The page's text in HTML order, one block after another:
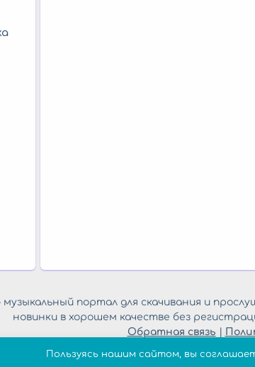
музыкальный портал для скачивания и
новинки в хорошем качестве без
Обратная связь
Пользуясь нашим сайтом, вы